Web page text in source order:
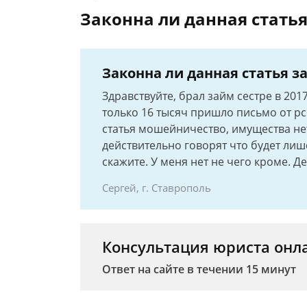
Законна ли данная
Законна ли данная статья
Здравствуйте, брал займ сестре в
только 16 тысяч пришло письмо от
статья мошейничество, имущества
действительно говорят что будет
скажите. У меня нет не чего кроме.
Сергей, г. Ставрополь
Консультация юриста
Ответ на сайте в течении 15 минут